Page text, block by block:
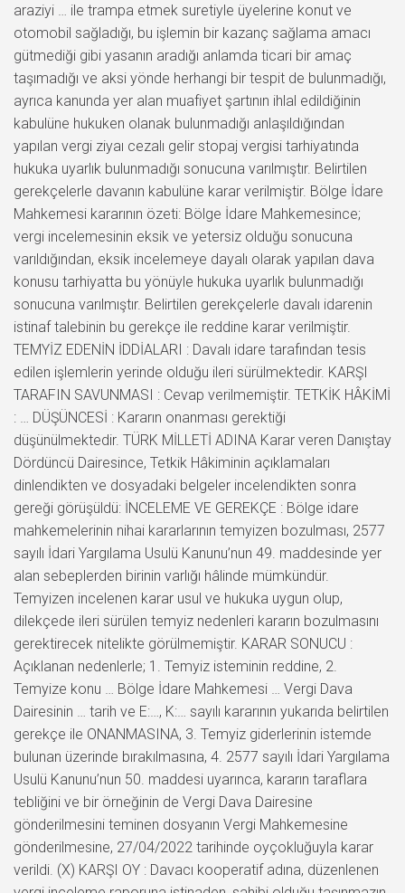
araziyi … ile trampa etmek suretiyle üyelerine konut ve
otomobil sağladığı, bu işlemin bir kazanç sağlama amacı
gütmediği gibi yasanın aradığı anlamda ticari bir amaç
taşımadığı ve aksi yönde herhangi bir tespit de bulunmadığı,
ayrıca kanunda yer alan muafiyet şartının ihlal edildiğinin
kabulüne hukuken olanak bulunmadığı anlaşıldığından
yapılan vergi ziyaı cezalı gelir stopaj vergisi tarhiyatında
hukuka uyarlık bulunmadığı sonucuna varılmıştır. Belirtilen
gerekçelerle davanın kabulüne karar verilmiştir. Bölge İdare
Mahkemesi kararının özeti: Bölge İdare Mahkemesince;
vergi incelemesinin eksik ve yetersiz olduğu sonucuna
varıldığından, eksik incelemeye dayalı olarak yapılan dava
konusu tarhiyatta bu yönüyle hukuka uyarlık bulunmadığı
sonucuna varılmıştır. Belirtilen gerekçelerle davalı idarenin
istinaf talebinin bu gerekçe ile reddine karar verilmiştir.
TEMYİZ EDENİN İDDİALARI : Davalı idare tarafından tesis
edilen işlemlerin yerinde olduğu ileri sürülmektedir. KARŞI
TARAFIN SAVUNMASI : Cevap verilmemiştir. TETKİK HÂKİMİ
: … DÜŞÜNCESİ : Kararın onanması gerektiği
düşünülmektedir. TÜRK MİLLETİ ADINA Karar veren Danıştay
Dördüncü Dairesince, Tetkik Hâkiminin açıklamaları
dinlendikten ve dosyadaki belgeler incelendikten sonra
gereği görüşüldü: İNCELEME VE GEREKÇE : Bölge idare
mahkemelerinin nihai kararlarının temyizen bozulması, 2577
sayılı İdari Yargılama Usulü Kanunu’nun 49. maddesinde yer
alan sebeplerden birinin varlığı hâlinde mümkündür.
Temyizen incelenen karar usul ve hukuka uygun olup,
dilekçede ileri sürülen temyiz nedenleri kararın bozulmasını
gerektirecek nitelikte görülmemiştir. KARAR SONUCU :
Açıklanan nedenlerle; 1. Temyiz isteminin reddine, 2.
Temyize konu … Bölge İdare Mahkemesi … Vergi Dava
Dairesinin … tarih ve E:…, K:… sayılı kararının yukarıda belirtilen
gerekçe ile ONANMASINA, 3. Temyiz giderlerinin istemde
bulunan üzerinde bırakılmasına, 4. 2577 sayılı İdari Yargılama
Usulü Kanunu’nun 50. maddesi uyarınca, kararın taraflara
tebliğini ve bir örneğinin de Vergi Dava Dairesine
gönderilmesini teminen dosyanın Vergi Mahkemesine
gönderilmesine, 27/04/2022 tarihinde oyçokluğuyla karar
verildi. (X) KARŞI OY : Davacı kooperatif adına, düzenlenen